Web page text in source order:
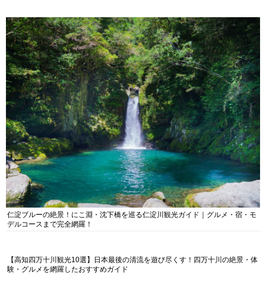
仁淀ブルーの絶景！にこ淵・沈下橋を巡る仁淀川観光ガイド｜グルメ・宿・モ
デルコースまで完全網羅！
【高知四万十川観光10選】日本最後の清流を遊び尽くす！四万十川の絶景・体
験・グルメを網羅したおすすめガイド